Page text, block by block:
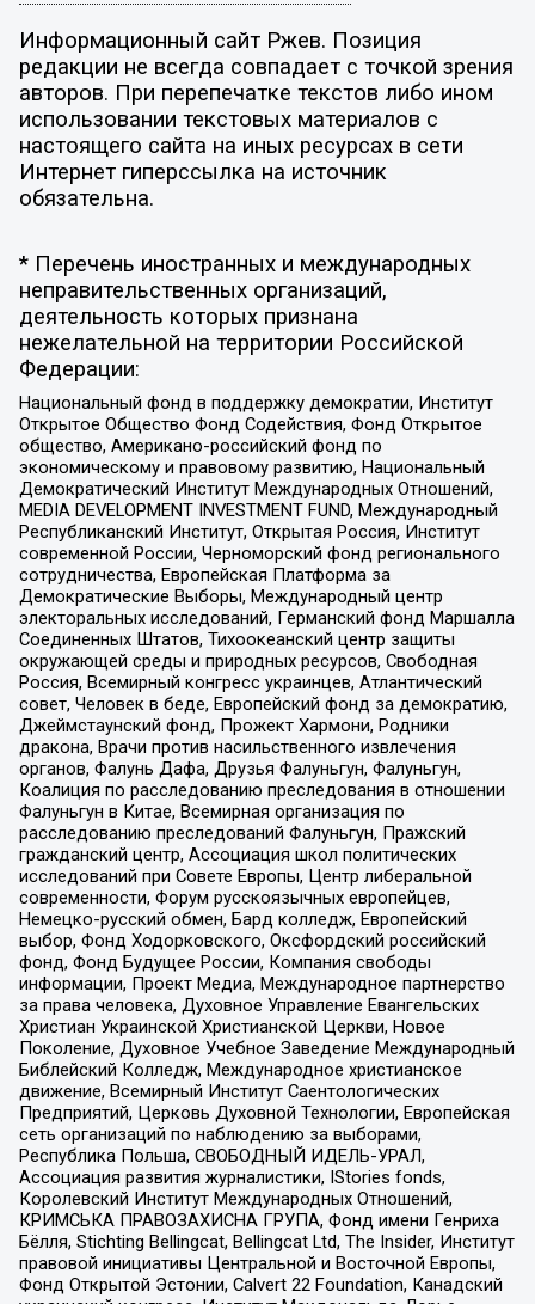
Информационный сайт Ржев. Позиция
редакции не всегда совпадает с точкой зрения
авторов. При перепечатке текстов либо ином
использовании текстовых материалов с
настоящего сайта на иных ресурсах в сети
Интернет гиперссылка на источник
обязательна.
* Перечень иностранных и международных
неправительственных организаций,
деятельность которых признана
нежелательной на территории Российской
Федерации:
Национальный фонд в поддержку демократии, Институт
Открытое Общество Фонд Содействия, Фонд Открытое
общество, Американо-российский фонд по
экономическому и правовому развитию, Национальный
Демократический Институт Международных Отношений,
MEDIA DEVELOPMENT INVESTMENT FUND, Международный
Республиканский Институт, Открытая Россия, Институт
современной России, Черноморский фонд регионального
сотрудничества, Европейская Платформа за
Демократические Выборы, Международный центр
электоральных исследований, Германский фонд Маршалла
Соединенных Штатов, Тихоокеанский центр защиты
окружающей среды и природных ресурсов, Свободная
Россия, Всемирный конгресс украинцев, Атлантический
совет, Человек в беде, Европейский фонд за демократию,
Джеймстаунский фонд, Прожект Хармони, Родники
дракона, Врачи против насильственного извлечения
органов, Фалунь Дафа, Друзья Фалуньгун, Фалуньгун,
Коалиция по расследованию преследования в отношении
Фалуньгун в Китае, Всемирная организация по
расследованию преследований Фалуньгун, Пражский
гражданский центр, Ассоциация школ политических
исследований при Совете Европы, Центр либеральной
современности, Форум русскоязычных европейцев,
Немецко-русский обмен, Бард колледж, Европейский
выбор, Фонд Ходорковского, Оксфордский российский
фонд, Фонд Будущее России, Компания свободы
информации, Проект Медиа, Международное партнерство
за права человека, Духовное Управление Евангельских
Христиан Украинской Христианской Церкви, Новое
Поколение, Духовное Учебное Заведение Международный
Библейский Колледж, Международное христианское
движение, Всемирный Институт Саентологических
Предприятий, Церковь Духовной Технологии, Европейская
сеть организаций по наблюдению за выборами,
Республика Польша, СВОБОДНЫЙ ИДЕЛЬ-УРАЛ,
Ассоциация развития журналистики, IStories fonds,
Королевский Институт Международных Отношений,
КРИМСЬКА ПРАВОЗАХИСНА ГРУПА, Фонд имени Генриха
Бёлля, Stichting Bellingcat, Bellingcat Ltd, The Insider, Институт
правовой инициативы Центральной и Восточной Европы,
Фонд Открытой Эстонии, Calvert 22 Foundation, Канадский